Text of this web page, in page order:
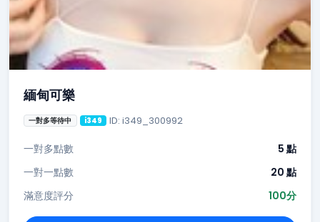
緬甸可樂
一對多等待中 i349 ID: i349_300992
一對多點數
5 點
一對一點數
20 點
滿意度評分
100分